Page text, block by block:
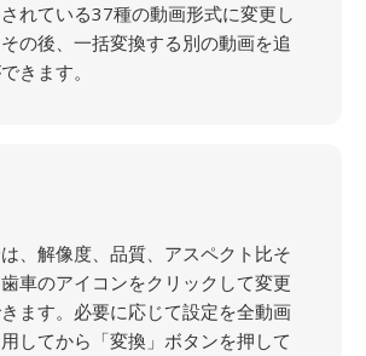
れている37種の動画形式に変更し
の後、一括変換する別の動画を追
きます。
、解像度、品質、アスペクト比そ
車のアイコンをクリックして変更
ます。必要に応じて設定を全動画
してから「変換」ボタンを押して